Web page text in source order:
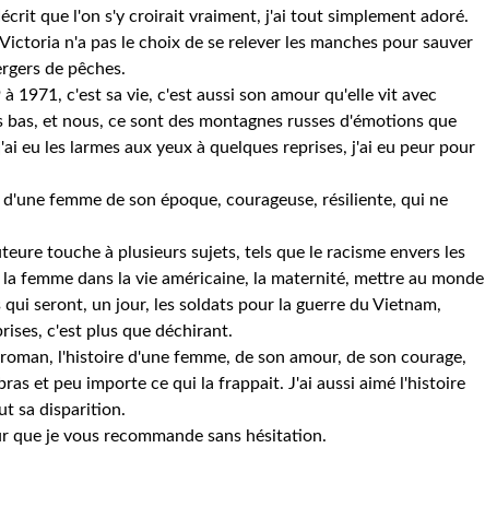
que l'on s'y croirait vraiment, j'ai tout simplement adoré.
n'a pas le choix de se relever les manches pour sauver
de pêches.
à 1971, c'est sa vie, c'est aussi son amour qu'elle vit avec
bas, et nous, ce sont des montagnes russes d'émotions que
eu les larmes aux yeux à quelques reprises, j'ai eu peur pour
femme de son époque, courageuse, résiliente, qui ne
touche à plusieurs sujets, tels que le racisme envers les
femme dans la vie américaine, la maternité, mettre au monde
qui seront, un jour, les soldats pour la guerre du Vietnam,
c'est plus que déchirant.
l'histoire d'une femme, de son amour, de son courage,
et peu importe ce qui la frappait. J'ai aussi aimé l'histoire
sa disparition.
que je vous recommande sans hésitation.